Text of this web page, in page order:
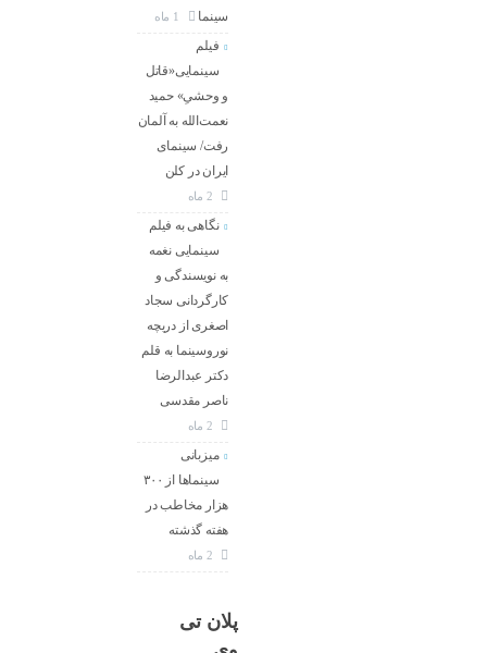
سینما
فیلم
سینمایی«قاتل
و وحشیِ» حمید
نعمت‌الله به آلمان
رفت/ سینمای
ایران در کلن
نگاهی به فیلم
سینمایی نغمه
به نویسندگی و
کارگردانی سجاد
اصغری از دریچه
نوروسینما به قلم
دکتر عبدالرضا
ناصر مقدسی
میزبانی
سینماها از ۳۰۰
هزار مخاطب در
هفته گذشته
پلان تی